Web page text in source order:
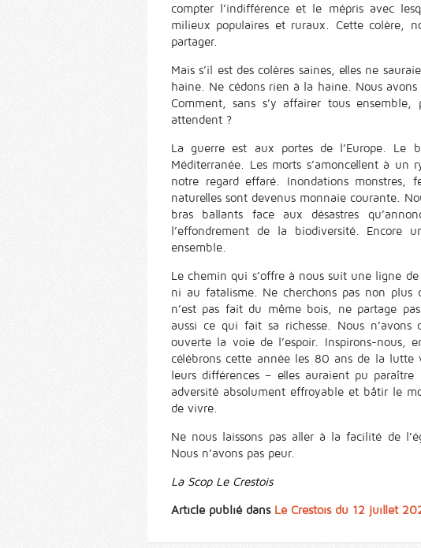
compter l’indifférence et le mépris avec
milieux populaires et ruraux. Cette colère,
partager.
Mais s’il est des colères saines, elles ne
haine. Ne cédons rien à la haine. Nous avons
Comment, sans s’y affairer tous
attendent ?
La guerre est aux portes de l’Europe. Le
Méditerranée. Les morts s’amoncellent à
notre regard effaré. Inondations monstres,
naturelles sont devenus monnaie courante.
bras ballants face aux désastres
l’effondrement de la biodiversité.
ensemble.
Le chemin qui s’offre à nous suit une ligne
ni au fatalisme. Ne cherchons pas non plus
n’est pas fait du même bois, ne partage
aussi ce qui fait sa richesse. Nous n’avons
ouverte la voie de l’espoir. Inspirons-nous,
célébrons cette année les 80 ans de la lutte
leurs différences – elles auraient pu
adversité absolument effroyable et bâtir le
de vivre.
Ne nous laissons pas aller à la facilité de
Nous n’avons pas peur.
La Scop Le Crestois
Article publié dans Le Crestois du 12 juillet